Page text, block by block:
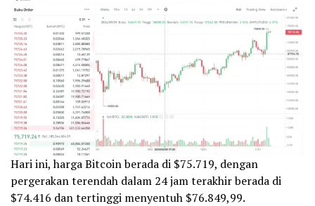
Hari ini, harga Bitcoin berada di $75.719, dengan
pergerakan terendah dalam 24 jam terakhir berada di
$74.416 dan tertinggi menyentuh $76.849,99.